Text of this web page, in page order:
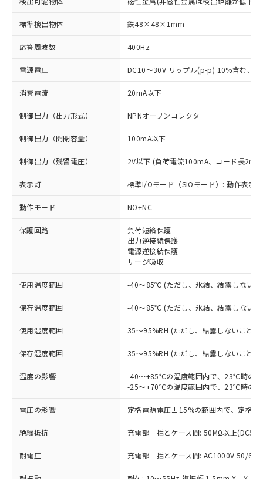
標準検出物体 鉄48×48×1mm
応答周波数 400Hz
電源電圧 DC10～30V リップル(p-p) 10%含む、
消費電流 20mA以下
制御出力（出力形式） NPNオープンコレクタ
制御出力（開閉容量） 100mA以下
制御出力（残留電圧） 2V以下 (負荷電流100mA、コード長2m
表示灯 標準I/Oモード（SIOモード）: 動作表示
動作モード NO+NC
保護回路
負荷短絡保護
出力逆接続保護
電源逆接続保護
サージ吸収
使用温度範囲 -40～85℃ (ただし、氷結、結露しないこ
保存温度範囲 -40～85℃ (ただし、氷結、結露しないこ
使用湿度範囲 35～95%RH (ただし、結露しないこと)
保存湿度範囲 35～95%RH (ただし、結露しないこと)
温度の影響
-40～+85℃の温度範囲内で、23℃時の
-25～+70℃の温度範囲内で、23℃時の
電圧の影響 定格電源電圧±15%の範囲内で、定格
絶縁抵抗 充電部一括とケース間: 50MΩ以上
耐電圧 充電部一括とケース間: AC1000V 50/
ご利用条件
以下の条件をお読みいただき、同意のうえ
ご利用ください。
本サービスは、当社制御機器事業取扱
商品の当社在庫状況および標準価格
(税抜)を提供させていただくもので
当社制御機器事業取扱商品の中には、
本サービスの対象外となる商品もある
ことをご了承ください。
在庫状況および標準価格照会結果は、
記載している更新日時点での社内デー
※1 対応状況
対応済み：EU RoHS指令（10物質）の
非含有に対応した製品が提供可能な商品で
す。
対応予定：EU RoHS指令（10物質）の非含
有に対応した製品に切り替える予定のある
対応予定なし：EU RoHS指令（10物質）の
非含有に非対応の商品で、対応品を出す予
定はありません。
調査・確認中：EU RoHS指令（10物質）の
非含有の対応状況を調査中または確認中の
非該当品：ライセンス料など無形物で、有
仕入先様の事情により、非含有部品として
いたものが、含有品と判明した場合などや
むを得ず変更することがあります。
※1 中国RoHS○×表
「○」：最大均質材料含有率が中国RoHSの
基準値以下であることを示します。
「×」：最大均質材料含有率が中国RoHSの
「－」：未確認です。当社販売部門へお問
い合わせください。
当社は、これら貴社製品のうち、外国
為替および外国貿易法に定める商品
（以下｢規制貨物等」という）を輸出